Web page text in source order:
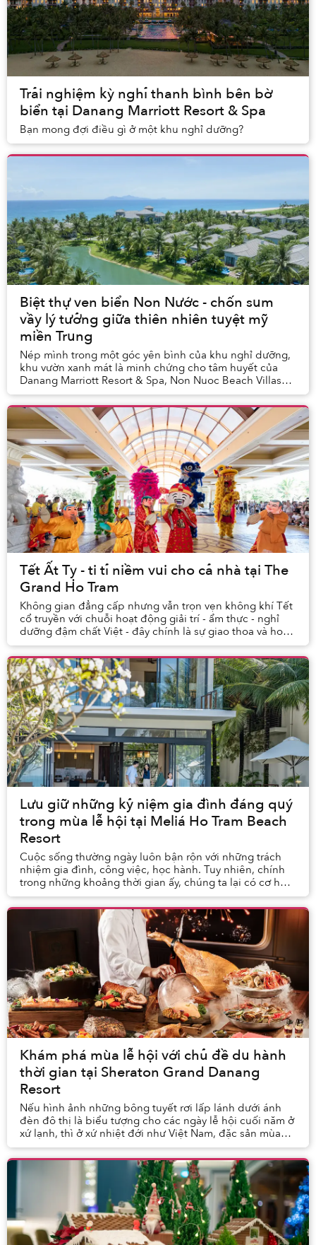
Trải nghiệm kỳ nghỉ thanh bình bên bờ
biển tại Danang Marriott Resort & Spa
Bạn mong đợi điều gì ở một khu nghỉ dưỡng?
Biệt thự ven biển Non Nước - chốn sum
vầy lý tưởng giữa thiên nhiên tuyệt mỹ
miền Trung
Nép mình trong một góc yên bình của khu nghỉ dưỡng,
khu vườn xanh mát là minh chứng cho tâm huyết của
Danang Marriott Resort & Spa, Non Nuoc Beach Villas
trong việc kiến tạo một chốn nghỉ chân thanh b...
Tết Ất Tỵ - ti tỉ niềm vui cho cả nhà tại The
Grand Ho Tram
Không gian đẳng cấp nhưng vẫn trọn vẹn không khí Tết
cổ truyền với chuỗi hoạt động giải trí - ẩm thực - nghỉ
dưỡng đậm chất Việt - đây chính là sự giao thoa và hoà
hợp khéo léo giúp “Quận Vui” The Gra...
Lưu giữ những kỷ niệm gia đình đáng quý
trong mùa lễ hội tại Meliá Ho Tram Beach
Resort
Cuộc sống thường ngày luôn bận rộn với những trách
nhiệm gia đình, công việc, học hành. Tuy nhiên, chính
trong những khoảng thời gian ấy, chúng ta lại có cơ hội
trải nghiệm và lưu giữ những khoảnh khắ...
Khám phá mùa lễ hội với chủ đề du hành
thời gian tại Sheraton Grand Danang
Resort
Nếu hình ảnh những bông tuyết rơi lấp lánh dưới ánh
đèn đô thị là biểu tượng cho các ngày lễ hội cuối năm ở
xứ lạnh, thì ở xứ nhiệt đới như Việt Nam, đặc sản mùa
này chính là sự sum vầy và cảm giác rạ...